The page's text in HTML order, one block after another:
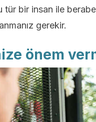
tür bir insan ile
gerekir.
önem